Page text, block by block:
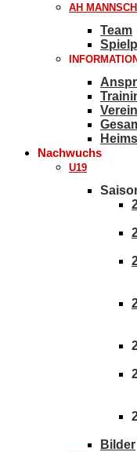
AH
Team
Nachwuchs
U19
Bilder